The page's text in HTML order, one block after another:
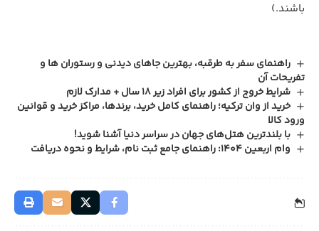
باشند.)
راهنمای سفر به طرقبه، بهترین جاهای دیدنی و رستوران‌ ها و
تفریحات آن
شرایط خروج از کشور برای افراد زیر ۱۸ سال + مدارک لازم
خرید از وان ترکیه؛ راهنمای کامل خرید، برندها، مراکز خرید و قوانین
ورود کالا
با بلندترین هتل‌های جهان در سراسر دنیا آشنا شوید!
وام اربعین ۱۴۰۴: راهنمای جامع ثبت نام، شرایط و نحوه دریافت